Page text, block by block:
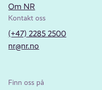
Om NR
Kontakt oss
(+47) 2285 2500
nr@nr.no
Finn oss på